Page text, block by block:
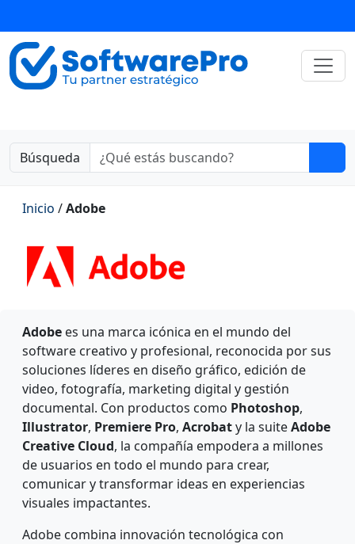
Búsqueda
Inicio /Adobe
Adobe es una marca icónica en el mundo del
software creativo y profesional, reconocida por sus
soluciones líderes en diseño gráfico, edición de
video, fotografía, marketing digital y gestión
documental. Con productos como Photoshop,
Illustrator, Premiere Pro, Acrobaty la suiteAdobe
Creative Cloud, la compañía empodera a millones
de usuarios en todo el mundo para crear,
comunicar y transformar ideas en experiencias
visuales impactantes.
Adobe combina innovación tecnológica con